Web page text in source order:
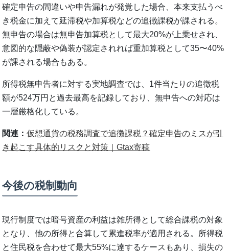
確定申告の間違いや申告漏れが発覚した場合、本来支払うべ
き税金に加えて延滞税や加算税などの追徴課税が課される。
無申告の場合は無申告加算税として最大20%が上乗せされ、
意図的な隠蔽や偽装が認定されれば重加算税として35〜40%
が課される場合もある。
所得税無申告者に対する実地調査では、1件当たりの追徴税
額が524万円と過去最高を記録しており、無申告への対応は
一層厳格化している。
関連：仮想通貨の税務調査で追徴課税？確定申告のミスが引
き起こす具体的リスクと対策｜Gtax寄稿
今後の税制動向
現行制度では暗号資産の利益は雑所得として総合課税の対象
となり、他の所得と合算して累進税率が適用される。所得税
と住民税を合わせて最大55%に達するケースもあり、損失の